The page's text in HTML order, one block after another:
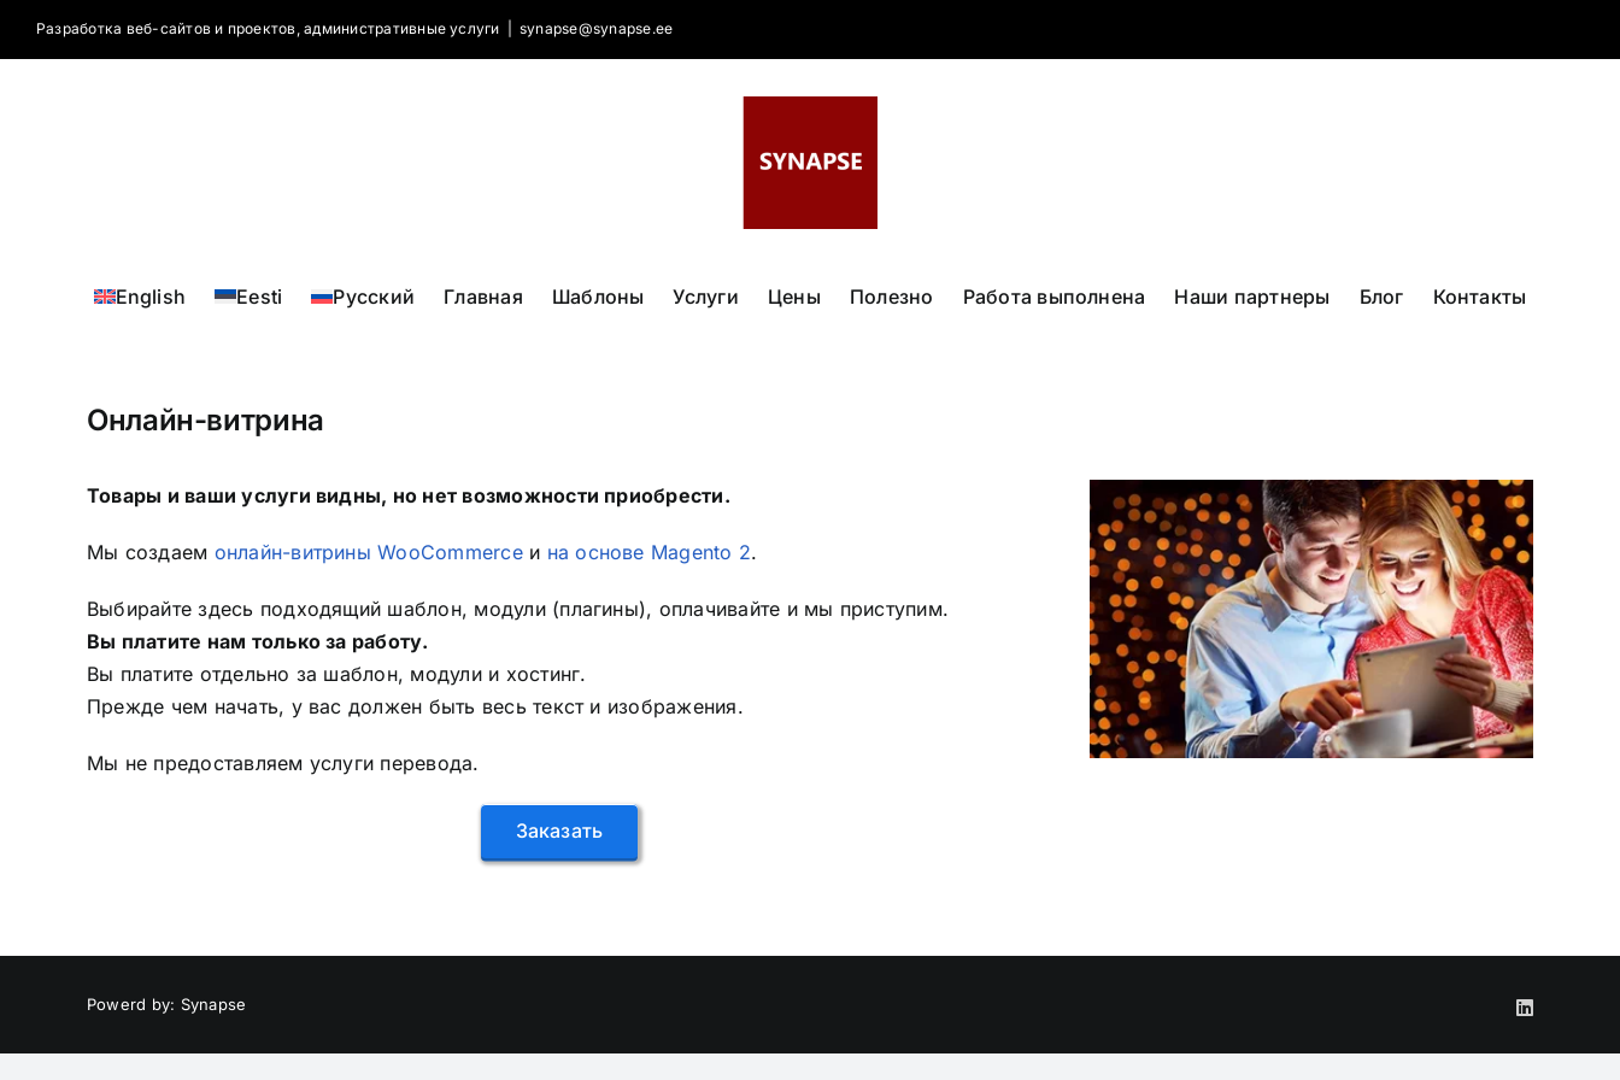
Разработка веб-сайтов и проектов, административные услуги synapse@synapse.ee
English Eesti Русский Главная Шаблоны Услуги Цены Полезно Работа выполнена Наши партнеры Блог Контакты
Онлайн-витрина
Товары и ваши услуги видны, но нет возможности приобрести.
Мы создаем онлайн-витрины WooCommerceи на основе Magento 2.
Выбирайте здесь подходящий шаблон, модули (плагины), оплачивайте и мы приступим.
Вы платите нам только за работу.
Вы платите отдельно за шаблон, модули и хостинг.
Прежде чем начать, у вас должен быть весь текст и изображения.
Мы не предоставляем услуги перевода.
Заказать
Powerd by: Synapse LinkedIn